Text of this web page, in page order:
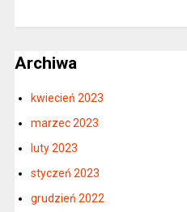
Archiwa
kwiecień 2023
marzec 2023
luty 2023
styczeń 2023
grudzień 2022